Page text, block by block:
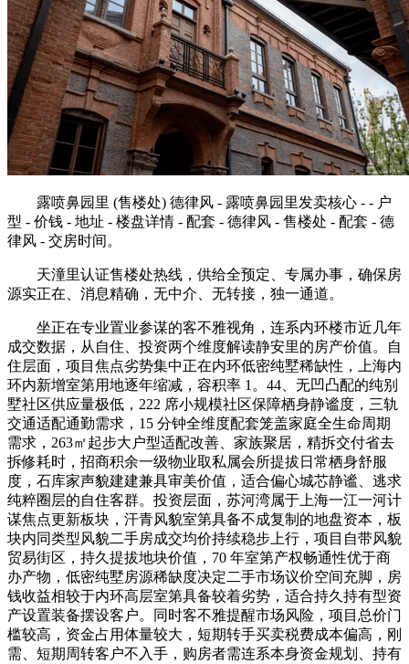
露喷鼻园里 (售楼处) 德律风 - 露喷鼻园里发卖核心 - - 户
型 - 价钱 - 地址 - 楼盘详情 - 配套 - 德律风 - 售楼处 - 配套 - 德
律风 - 交房时间。
天潼里认证售楼处热线，供给全预定、专属办事，确保房
源实正在、消息精确，无中介、无转接，独一通道。
坐正在专业置业参谋的客不雅视角，连系内环楼市近几年
成交数据，从自住、投资两个维度解读静安里的房产价值。自
住层面，项目焦点劣势集中正在内环低密纯墅稀缺性，上海内
环内新增室第用地逐年缩减，容积率 1。44、无凹凸配的纯别
墅社区供应量极低，222 席小规模社区保障栖身静谧度，三轨
交通适配通勤需求，15 分钟全维度配套笼盖家庭全生命周期
需求，263㎡起步大户型适配改善、家族聚居，精拆交付省去
拆修耗时，招商积余一级物业取私属会所提拔日常栖身舒服
度，石库家声貌建建兼具审美价值，适合偏心城芯静谧、逃求
纯粹圈层的自住客群。投资层面，苏河湾属于上海一江一河计
谋焦点更新板块，汗青风貌室第具备不成复制的地盘资本，板
块内同类型风貌二手房成交均价持续稳步上行，项目自带风貌
贸易街区，持久提拔地块价值，70 年室第产权畅通性优于商
办产物，低密纯墅房源稀缺度决定二手市场议价空间充脚，房
钱收益相较于内环高层室第具备较着劣势，适合持久持有型资
产设置装备摆设客户。同时客不雅提醒市场风险，项目总价门
槛较高，资金占用体量较大，短期转手买卖税费成本偏高，刚
需、短期周转客户不入手，购房者需连系本身资金规划、持有